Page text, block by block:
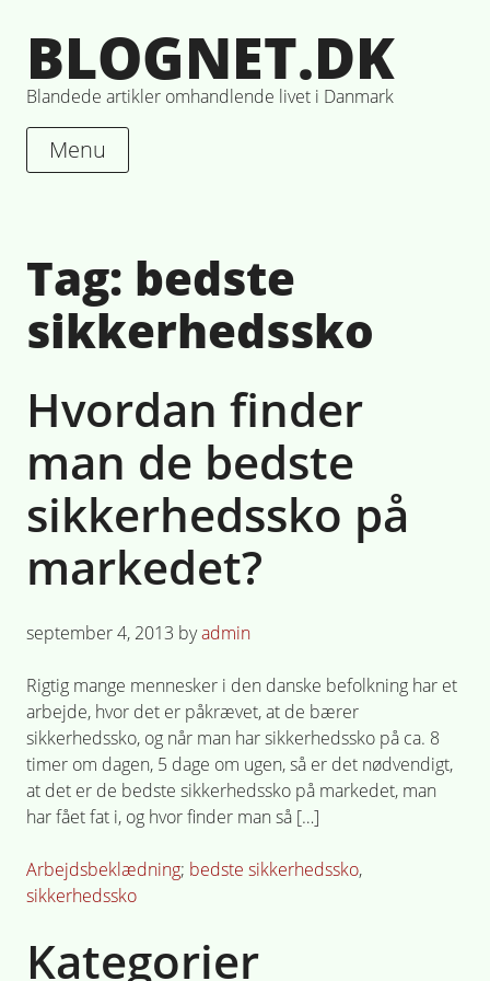
to
content
BLOGNET.DK
Blandede artikler omhandlende livet i Danmark
Menu
Tag: bedste
sikkerhedssko
Hvordan finder
man de bedste
sikkerhedssko på
markedet?
Posted
september 4, 2013 byadmin
Rigtig mange mennesker i den danske befolkning har et
arbejde, hvor det er påkrævet, at de bærer
sikkerhedssko, og når man har sikkerhedssko på ca. 8
timer om dagen, 5 dage om ugen, så er det nødvendigt,
at det er de bedste sikkerhedssko på markedet, man
har fået fat i, og hvor finder man så […]
Posted
in
Arbejdsbeklædning Tagged
bedste sikkerhedssko,
sikkerhedssko
Kategorier